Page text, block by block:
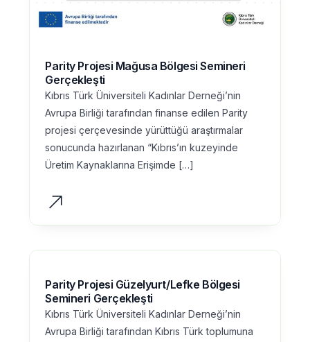
Parity Projesi Mağusa Bölgesi Semineri
Gerçekleşti
Kıbrıs Türk Üniversiteli Kadınlar Derneği’nin
Avrupa Birliği tarafından finanse edilen Parity
projesi çerçevesinde yürüttüğü araştırmalar
sonucunda hazırlanan “Kıbrıs’ın kuzeyinde
Üretim Kaynaklarına Erişimde […]
Parity Projesi Güzelyurt/Lefke Bölgesi
Semineri Gerçekleşti
Kıbrıs Türk Üniversiteli Kadınlar Derneği’nin
Avrupa Birliği tarafından Kıbrıs Türk toplumuna